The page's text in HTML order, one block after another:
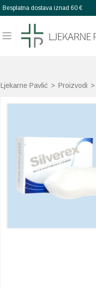
Besplatna dostava iznad 60 €
Ljekarne Pavlić > Proizvodi >